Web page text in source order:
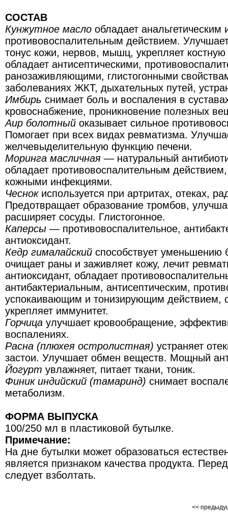
СОСТАВ
Кунжутное масло обладает анальгетическим
противовоспалительным действием.
тонус кожи, нервов, мышц, укрепляет костную
обладает антисептическими,
ранозаживляющими, глистогонными
заболеваниях ЖКТ, дыхательных путей,
Имбирь снимает боль и воспаления в
кровоснабжение, проникновение полезных
Аир болотный оказывает сильное
Помогает при всех видах ревматизма.
желчевыделительную функцию печени.
Моринга масличная — натуральный
обладает противовоспалительным
кожными инфекциями.
Чеснокиспользуется при артритах, отеках,
Предотвращает образование тромбов,
расширяет сосуды. Глистогонное.
Каперсы — противовоспалительное,
антиоксидант.
Кедр гималайский способствует уменьшению
очищает раны и заживляет кожу, лечит
антиоксидант, обладает
антибактериальным, антисептическим,
успокаивающим и тонизирующим действием,
укрепляет иммунитет.
Горчица улучшает кровообращение,
воспалениях.
Расна (плюхея остролистная) устраняет
застои. Улучшает обмен веществ. Мощный
Йогурт увлажняет, питает ткани, тоник.
Финик индийский (тамаринд) снимает
метаболизм.
ФОРМА ВЫПУСКА
100/250 мл в пластиковой бутылке.
Примечание:
На дне бутылки может образоваться
является признаком качества продукта.
следует взболтать.
<<